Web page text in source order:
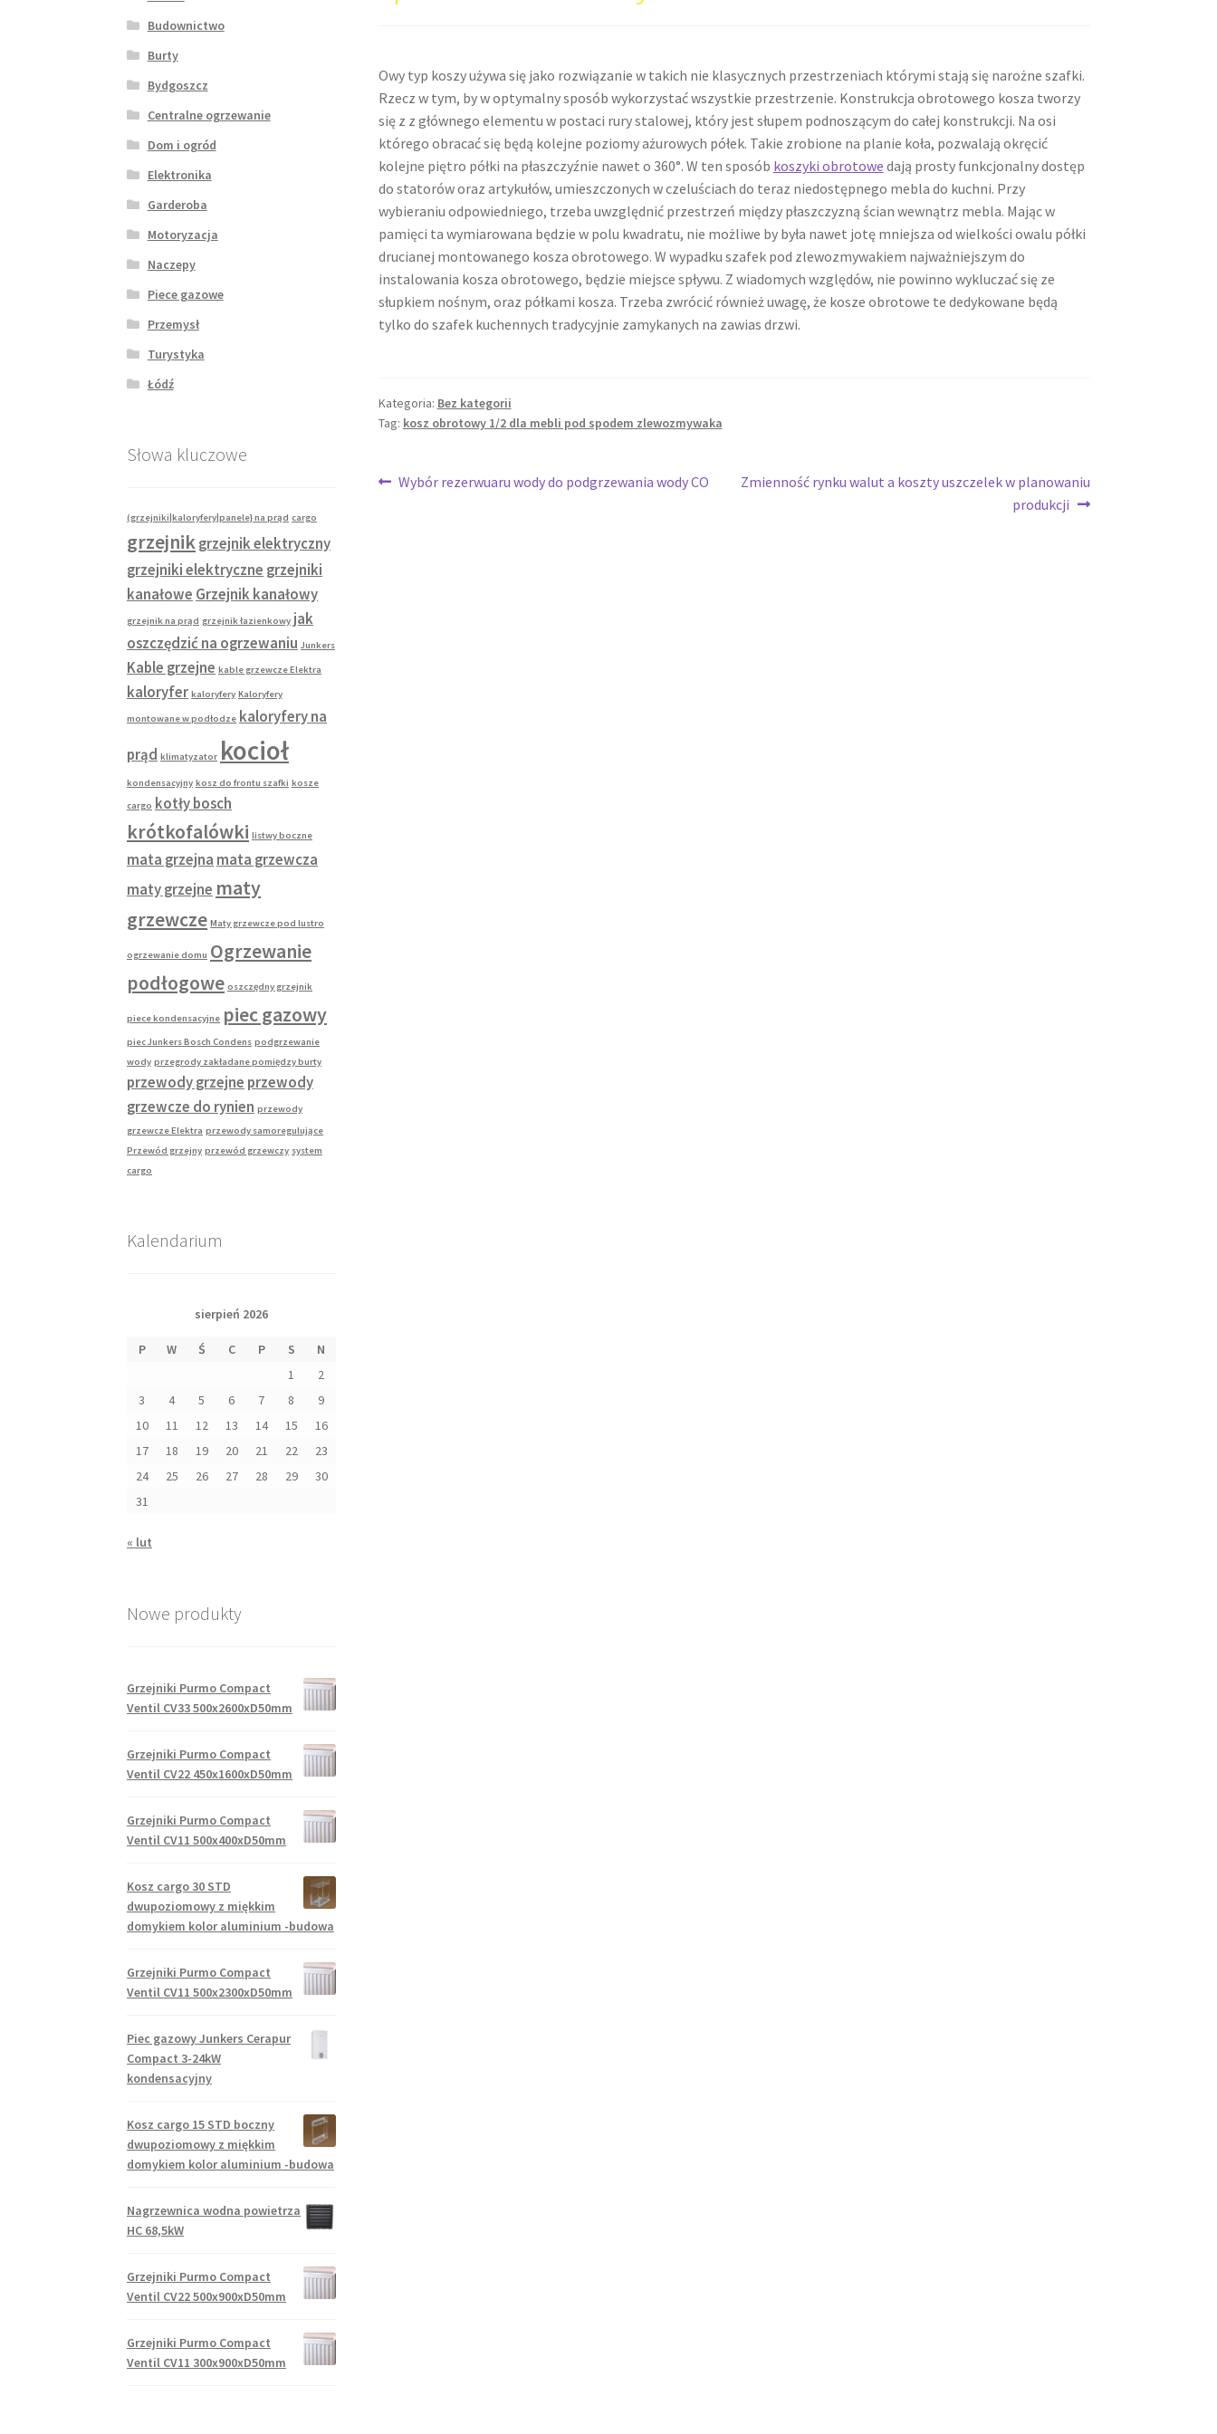
Owy typ koszy używa się jako rozwiązanie w takich nie klasycznych przestrzeniach którymi stają się narożne szafki.
Rzecz w tym, by w optymalny sposób wykorzystać wszystkie przestrzenie. Konstrukcja obrotowego kosza tworzy
się z z głównego elementu w postaci rury stalowej, który jest słupem podnoszącym do całej konstrukcji. Na osi
którego obracać się będą kolejne poziomy ażurowych półek. Takie zrobione na planie koła, pozwalają okręcić
kolejne piętro półki na płaszczyźnie nawet o 360°. W ten sposób koszyki obrotowe dają prosty funkcjonalny dostęp
do statorów oraz artykułów, umieszczonych w czeluściach do teraz niedostępnego mebla do kuchni. Przy
wybieraniu odpowiedniego, trzeba uwzględnić przestrzeń między płaszczyzną ścian wewnątrz mebla. Mając w
pamięci ta wymiarowana będzie w polu kwadratu, nie możliwe by była nawet jotę mniejsza od wielkości owalu półki
drucianej montowanego kosza obrotowego. W wypadku szafek pod zlewozmywakiem najważniejszym do
instalowania kosza obrotowego, będzie miejsce spływu. Z wiadomych względów, nie powinno wykluczać się ze
słupkiem nośnym, oraz półkami kosza. Trzeba zwrócić również uwagę, że kosze obrotowe te dedykowane będą
tylko do szafek kuchennych tradycyjnie zamykanych na zawias drzwi.
Kategoria: Bez kategorii
Tag: kosz obrotowy 1/2 dla mebli pod spodem zlewozmywaka
Nawigacja
Poprzedni
Wybór rezerwuaru wody do podgrzewania wody CO
Następny
Zmienność rynku walut a koszty uszczelek w planowaniu
produkcji
Budownictwo
Burty
Bydgoszcz
Centralne ogrzewanie
Dom i ogród
Elektronika
Garderoba
Motoryzacja
Naczepy
Piece gazowe
Przemysł
Turystyka
Łódź
Słowa kluczowe
(grzejniki|kaloryfery|panele} na prąd cargo
grzejnikgrzejnik elektryczny
grzejniki elektryczne grzejniki
kanałowe Grzejnik kanałowy
grzejnik na prąd grzejnik łazienkowy jak
oszczędzić na ogrzewaniu Junkers
Kable grzejne kable grzewcze Elektra
kaloryfer kaloryfery Kaloryfery
montowane w podłodze kaloryfery na
prąd klimatyzator kocioł
kondensacyjny kosz do frontu szafki kosze
cargo kotły bosch
krótkofalówki listwy boczne
mata grzejna mata grzewcza
maty grzejne maty
grzewcze Maty grzewcze pod lustro
ogrzewanie domu Ogrzewanie
podłogowe oszczędny grzejnik
piece kondensacyjne piec gazowy
piec Junkers Bosch Condens podgrzewanie
wody przegrody zakładane pomiędzy burty
przewody grzejne przewody
grzewcze do rynien przewody
grzewcze Elektra przewody samoregulujące
Przewód grzejny przewód grzewczy system
cargo
Kalendarium
sierpień 2026
P W Ś C P S
N
1
2
3
4 5 6 7 8
9
10
11 12 13 14 15
16
17
18 19 20 21 22
23
24
25 26 27 28 29
30
31
« lut
Nowe produkty
Grzejniki Purmo Compact
Ventil CV33 500x2600xD50mm
Grzejniki Purmo Compact
Ventil CV22 450x1600xD50mm
Grzejniki Purmo Compact
Ventil CV11 500x400xD50mm
Kosz cargo 30 STD
dwupoziomowy z miękkim
domykiem kolor aluminium -budowa
Grzejniki Purmo Compact
Ventil CV11 500x2300xD50mm
Piec gazowy Junkers Cerapur
Compact 3-24kW
kondensacyjny
Kosz cargo 15 STD boczny
dwupoziomowy z miękkim
domykiem kolor aluminium -budowa
Nagrzewnica wodna powietrza
HC 68,5kW
Grzejniki Purmo Compact
Ventil CV22 500x900xD50mm
Grzejniki Purmo Compact
Ventil CV11 300x900xD50mm